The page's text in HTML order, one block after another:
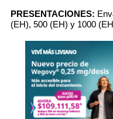
PRESENTACIONES:
(EH), 500 (EH) y 1000